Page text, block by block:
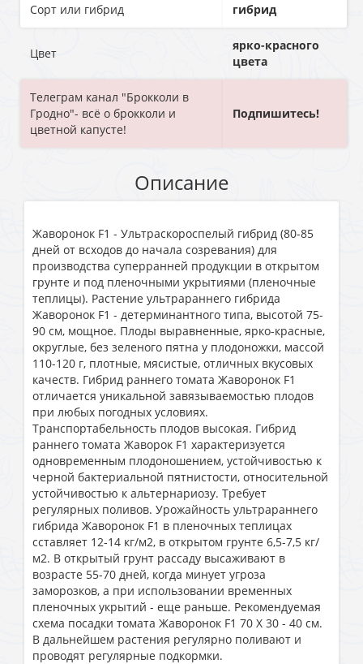
Сорт или гибрид гибрид
Цвет
ярко-красного
цвета
Телеграм канал "Брокколи в
Гродно"- всё о брокколи и
цветной капусте!
Подпишитесь!
Описание
Жаворонок F1 - Ультраскороспелый гибрид (80-85
дней от всходов до начала созревания) для
производства суперранней продукции в открытом
грунте и под пленочными укрытиями (пленочные
теплицы). Растение ультрараннего гибрида
Жаворонок F1 - детерминантного типа, высотой 75-
90 см, мощное. Плоды выравненные, ярко-красные,
округлые, без зеленого пятна у плодоножки, массой
110-120 г, плотные, мясистые, отличных вкусовых
качеств. Гибрид раннего томата Жаворонок F1
отличается уникальной завязываемостью плодов
при любых погодных условиях.
Транспортабельность плодов высокая. Гибрид
раннего томата Жаворок F1 характеризуется
одновременным плодоношением, устойчивостью к
черной бактериальной пятнистости, относительной
устойчивостью к альтернариозу. Требует
регулярных поливов. Урожайность ультрараннего
гибрида Жаворонок F1 в пленочных теплицах
cставляет 12-14 кг/м2, в открытом грунте 6,5-7,5 кг/
м2. В открытый грунт рассаду высаживают в
возрасте 55-70 дней, когда минует угроза
заморозков, а при использовании временных
пленочных укрытий - еще раньше. Рекомендуемая
схема посадки томата Жаворонок F1 70 Х 30 - 40 см.
В дальнейшем растения регулярно поливают и
проводят регулярные подкормки.